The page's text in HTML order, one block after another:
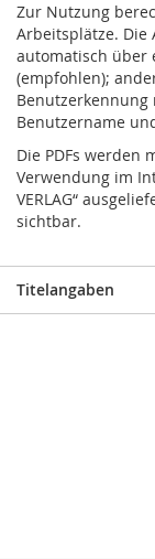
Zur Nutzung
Arbeitsplätze. Die
automatisch über
(empfohlen);
Benutzername
Die PDFs werden
Verwendung im
VERLAG“
sichtbar.
Titelangaben